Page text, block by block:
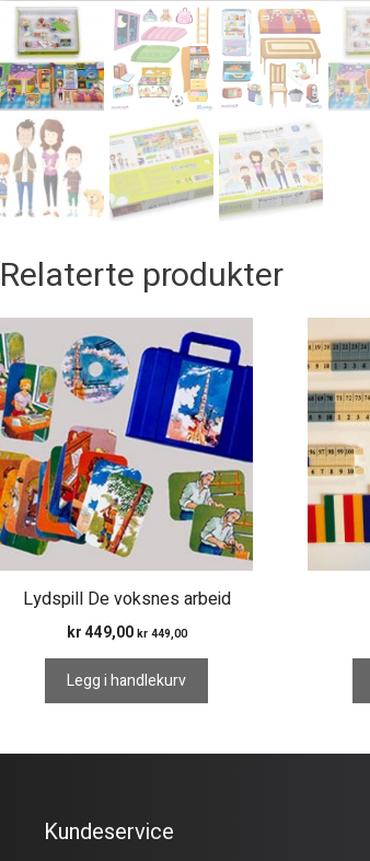
Relaterte produkter
Lydspill De voksnes arbeid
kr 449,00 kr449,00
Legg i handlekurv
Kundeservice